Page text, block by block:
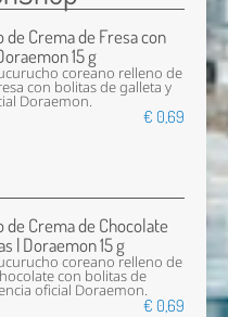
de Crema de Fresa con
15 g
coreano relleno de
con bolitas de galleta y
Doraemon.
€ 0,69
de Crema de Chocolate
| Doraemon 15 g
coreano relleno de
con bolitas de
oficial Doraemon.
€ 0,69